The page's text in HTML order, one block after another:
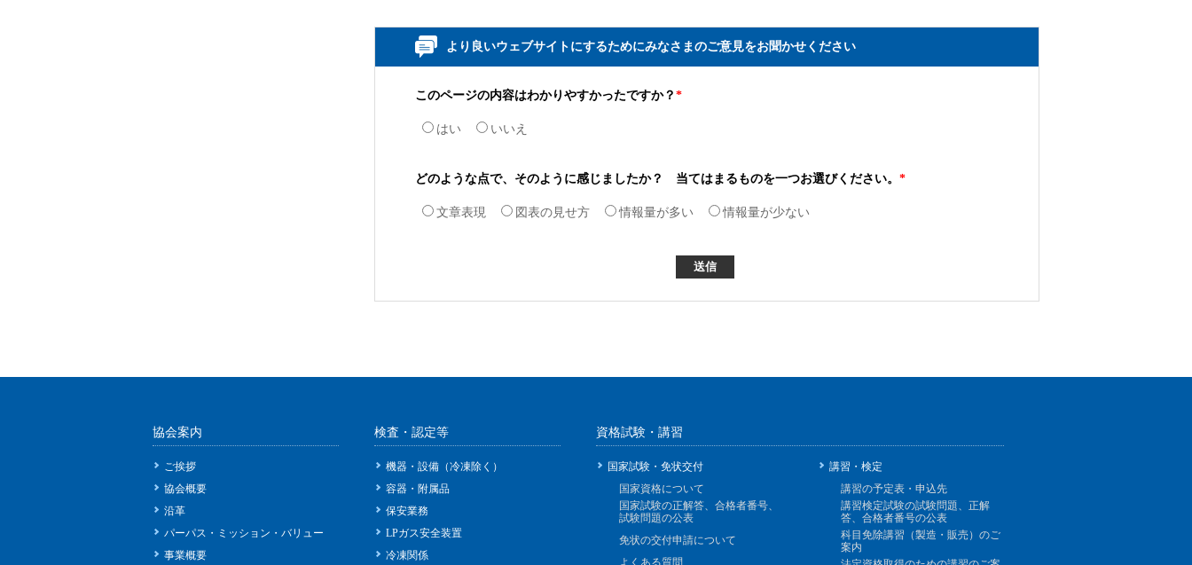
より良いウェブサイトにするためにみなさまのご意見をお聞かせください
このページの内容はわかりやすかったですか？ *
はい いいえ
どのような点で、そのように感じましたか？ 当てはまるものを一つお選びください。 *
文章表現 図表の見せ方 情報量が多い 情報量が少ない
協会案内
ご挨拶
協会概要
沿革
パーパス・ミッション・バリュー
事業概要
検査・認定等
機器・設備（冷凍除く）
容器・附属品
保安業務
LPガス安全装置
冷凍関係
資格試験・講習
国家試験・免状交付
国家資格について
国家試験の正解答、合格者番号、
試験問題の公表
免状の交付申請について
よくある質問
講習・検定
講習の予定表・申込先
講習検定試験の試験問題、正解
答、合格者番号の公表
科目免除講習（製造・販売）のご
案内